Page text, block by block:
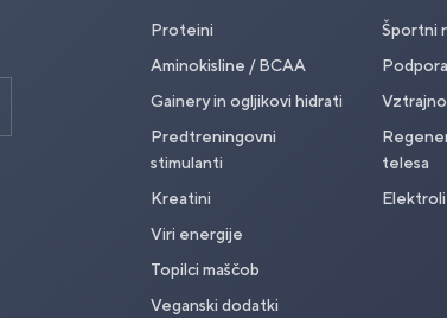
Proteini
Aminokisline / BCAA
Gainery in ogljikovi hidrati
Predtreningovni
stimulanti
Kreatini
Viri energije
Topilci maščob
Veganski dodatki
Športni
telesa